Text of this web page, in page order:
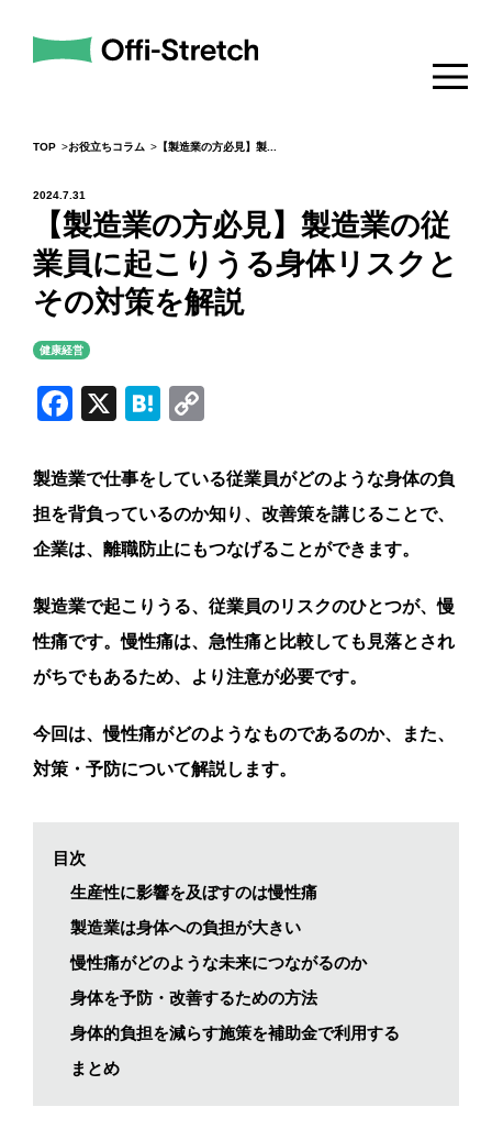
TOP お役立ちコラム 【製造業の方必見】製...
2024.7.31
【製造業の方必見】製造業の従
業員に起こりうる身体リスクと
その対策を解説
健康経営
Facebook
X Hatena
製造業で仕事をしている従業員がどのような身体の負
担を背負っているのか知り、改善策を講じることで、
企業は、離職防止にもつなげることができます。
製造業で起こりうる、従業員のリスクのひとつが、慢
性痛です。慢性痛は、急性痛と比較しても見落とされ
がちでもあるため、より注意が必要です。
今回は、慢性痛がどのようなものであるのか、また、
対策・予防について解説します。
目次
生産性に影響を及ぼすのは慢性痛
製造業は身体への負担が大きい
慢性痛がどのような未来につながるのか
身体を予防・改善するための方法
身体的負担を減らす施策を補助金で利用する
まとめ